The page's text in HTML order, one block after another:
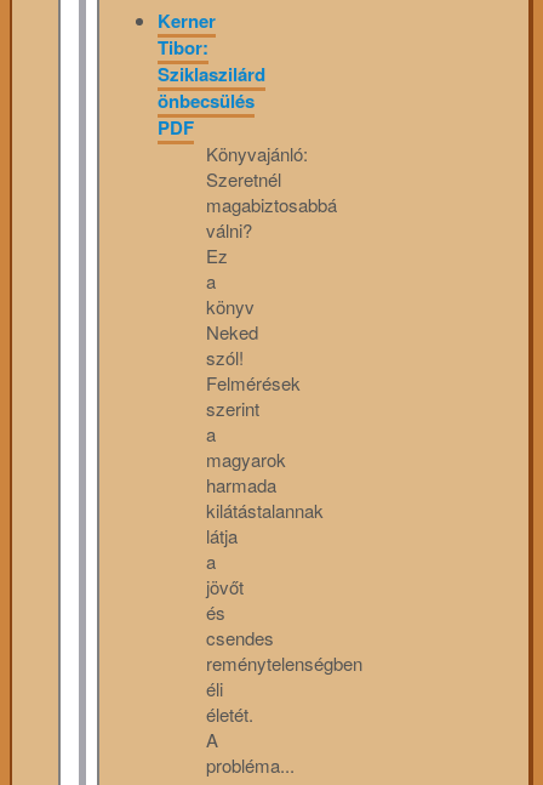
Kerner
Tibor:
Sziklaszilárd
önbecsülés
PDF
Könyvajánló:
Szeretnél
magabiztosabbá
válni?
Ez
a
könyv
Neked
szól!
Felmérések
szerint
a
magyarok
harmada
kilátástalannak
látja
a
jövőt
és
csendes
reménytelenségben
éli
életét.
A
probléma...